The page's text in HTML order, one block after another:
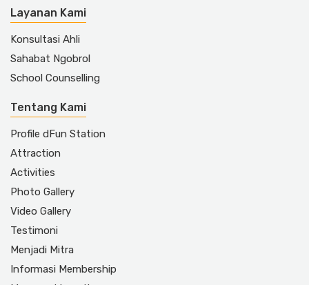
Layanan Kami
Konsultasi Ahli
Sahabat Ngobrol
School Counselling
Tentang Kami
Profile dFun Station
Attraction
Activities
Photo Gallery
Video Gallery
Testimoni
Menjadi Mitra
Informasi Membership